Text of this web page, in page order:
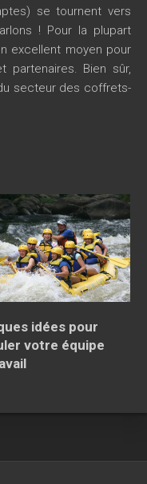
se tournent vers
! Pour la plupart
excellent moyen pour
Bien sûr,
secteur des coffrets-
idées pour
votre équipe